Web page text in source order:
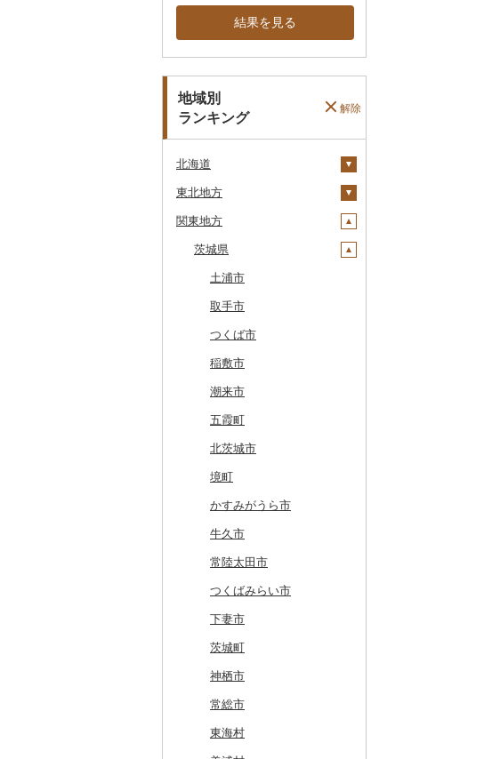
結果を見る
地域別
ランキング
解除
北海道
安平町
八雲町
鹿部町
江差町
白老町
せたな町
旭川市
森町
稚内市
標津町
清里町
北斗市
留萌市
白糠町
釧路町
名寄市
美唄市
厚岸町
南富良野町
上富良野町
東北地方
青森県
十和田市
大鰐町
南部町
五戸町
藤崎町
六ヶ所村
東北町
三戸町
東通村
黒石市
おいらせ町
鶴田町
階上町
深浦町
青森市
田子町
新郷村
横浜町
岩手県
宮古市
軽米町
岩手町
矢巾町
釜石市
野田村
普代村
一戸町
陸前高田市
紫波町
滝沢市
住田町
葛巻町
花巻市
岩泉町
田野畑村
盛岡市
宮城県
柴田町
色麻町
丸森町
大衡村
加美町
利府町
白石市
登米市
山元町
名取市
川崎町
村田町
栗原市
富谷市
岩沼市
七ヶ宿町
秋田県
大潟村
横手市
能代市
小坂町
仙北市
井川町
潟上市
三種町
藤里町
湯沢市
大館市
由利本荘市
にかほ市
羽後町
秋田県（県庁）
山形県
村山市
尾花沢市
上山市
河北町
酒田市
新庄市
長井市
小国町
南陽市
中山町
庄内町
大石田町
川西町
鶴岡市
福島県
天栄村
広野町
鏡石町
須賀川市
小野町
棚倉町
古殿町
昭和村
下郷町
西郷村
二本松市
猪苗代町
川俣町
関東地方
茨城県
土浦市
取手市
つくば市
稲敷市
潮来市
五霞町
北茨城市
境町
かすみがうら市
牛久市
常陸太田市
つくばみらい市
下妻市
茨城町
神栖市
常総市
東海村